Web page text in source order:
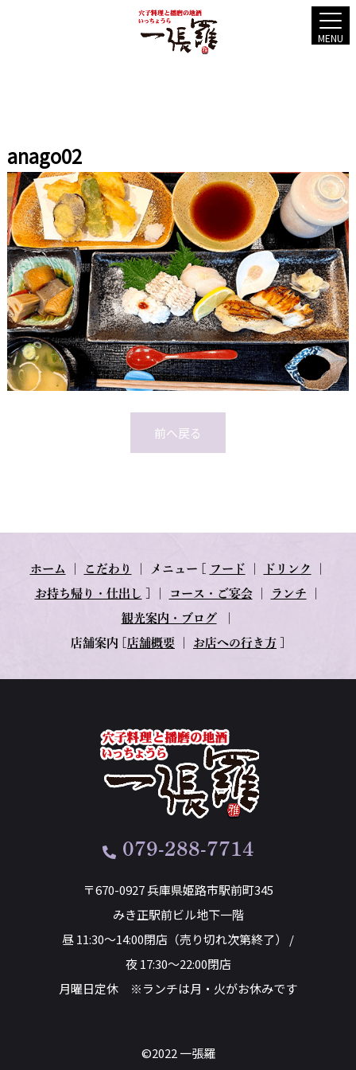
MENU
anago02
前へ戻る
ホーム こだわり メニュー フード ドリンク
お持ち帰り・仕出し コース・ご宴会｜ ランチ
観光案内・ブログ｜
店舗案内 店舗概要 お店への行き方
079-288-7714
〒670-0927 兵庫県姫路市駅前町345
みき正駅前ビル地下一階
昼 11:30～14:00閉店（売り切れ次第終了） /
夜 17:30～22:00閉店
月曜日定休 ※ランチは月・火がお休みです
©2022 一張羅